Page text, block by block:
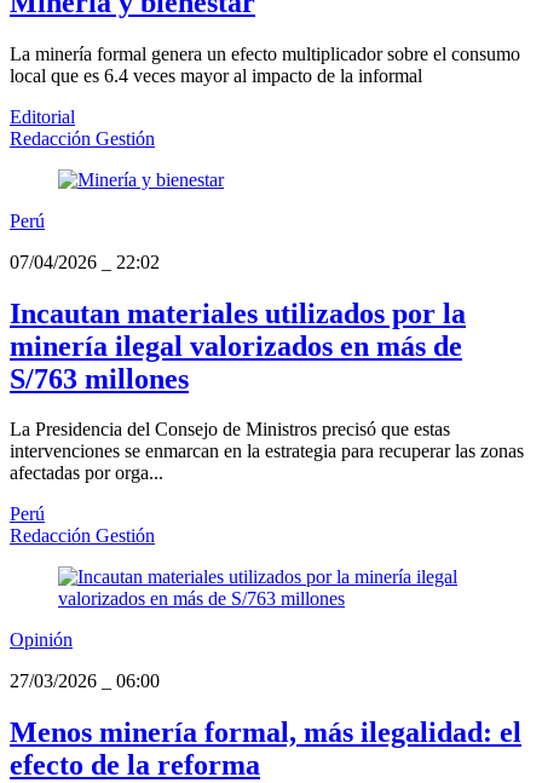
La minería formal genera un efecto multiplicador sobre el consumo
local que es 6.4 veces mayor al impacto de la informal
Editorial
Redacción Gestión
Perú
07/04/2026
22:02
Incautan materiales utilizados por la
minería ilegal valorizados en más de
S/763 millones
La Presidencia del Consejo de Ministros precisó que estas
intervenciones se enmarcan en la estrategia para recuperar las zonas
afectadas por orga...
Perú
Redacción Gestión
Opinión
27/03/2026
06:00
Menos minería formal, más ilegalidad: el
efecto de la reforma